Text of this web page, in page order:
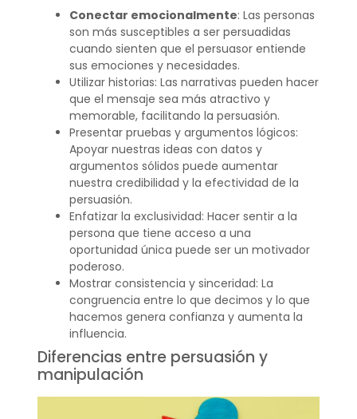
Conectar emocionalmente: Las personas
son más susceptibles a ser persuadidas
cuando sienten que el persuasor entiende
sus emociones y necesidades.
Utilizar historias: Las narrativas pueden hacer
que el mensaje sea más atractivo y
memorable, facilitando la persuasión.
Presentar pruebas y argumentos lógicos:
Apoyar nuestras ideas con datos y
argumentos sólidos puede aumentar
nuestra credibilidad y la efectividad de la
persuasión.
Enfatizar la exclusividad: Hacer sentir a la
persona que tiene acceso a una
oportunidad única puede ser un motivador
poderoso.
Mostrar consistencia y sinceridad: La
congruencia entre lo que decimos y lo que
hacemos genera confianza y aumenta la
influencia.
Diferencias entre persuasión y
manipulación